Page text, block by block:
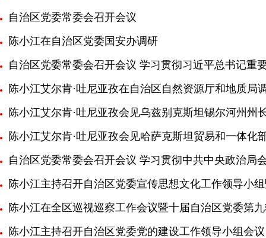
自治区党委常委会召开会议
陈小江在自治区党委国安办调研
自治区党委常委会召开会议 学习贯彻习近平总书记重
陈小江艾尔肯·吐尼亚孜在自治区自然资源厅和地质局
陈小江艾尔肯·吐尼亚孜会见乌兹别克斯坦锡尔河州州
陈小江艾尔肯·吐尼亚孜会见哈萨克斯坦贸易和一体化
自治区党委常委会召开会议 学习贯彻中共中央政治局
陈小江主持召开自治区党委宣传思想文化工作领导小
陈小江在全区巡视巡察工作会议暨十届自治区党委第
陈小江主持召开自治区党委党的建设工作领导小组会议